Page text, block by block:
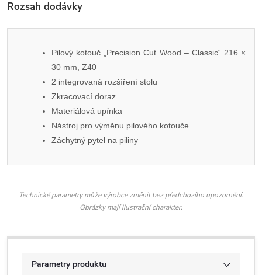
Rozsah dodávky
Pilový kotouč „Precision Cut Wood – Classic“ 216 ×
30 mm, Z40
2 integrovaná rozšíření stolu
Zkracovací doraz
Materiálová upínka
Nástroj pro výměnu pilového kotouče
Záchytný pytel na piliny
Technické parametry může výrobce změnit bez předchozího upozornění.
Obrázky mají ilustrační charakter.
Parametry produktu